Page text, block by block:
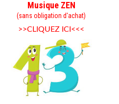
Musique ZEN
(sans obligation d'achat)
>>CLIQUEZ ICI<<<